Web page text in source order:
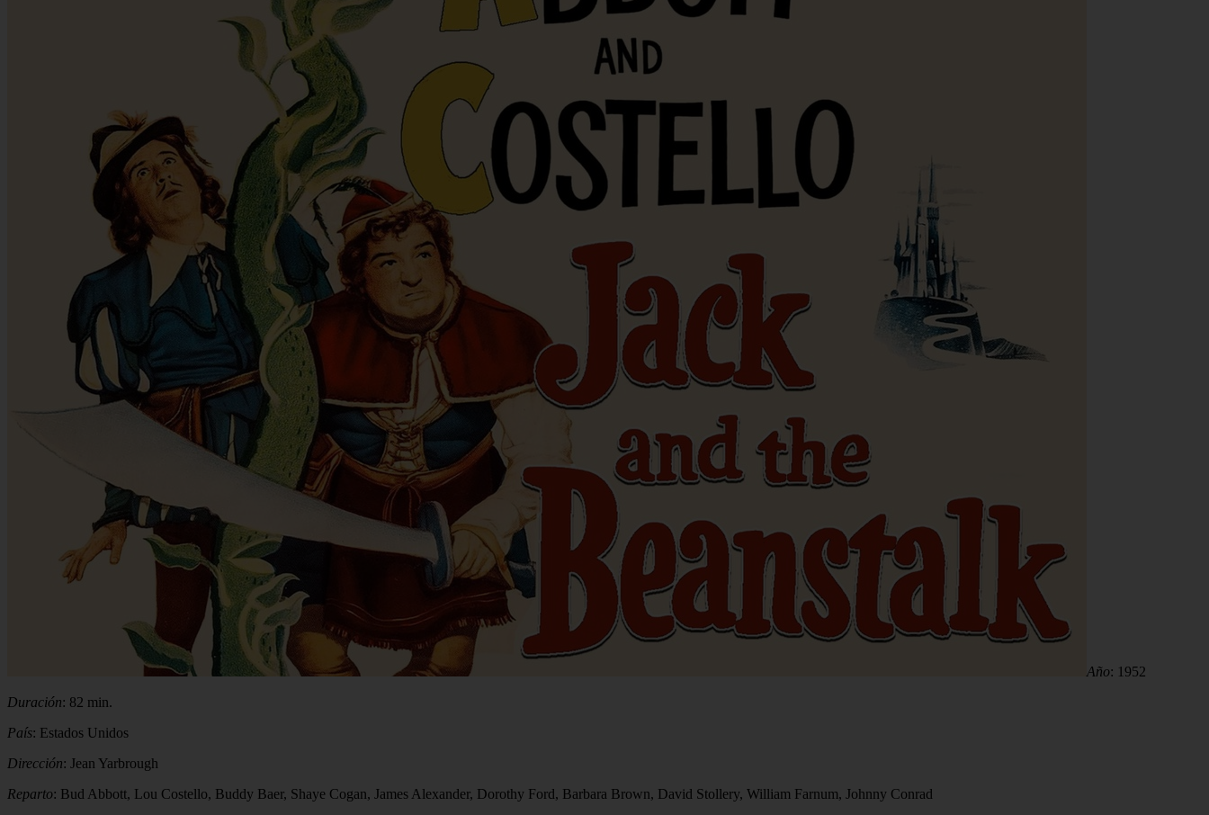
Año: 1952
Duración: 82 min.
País: Estados Unidos
Dirección: Jean Yarbrough
Reparto: Bud Abbott, Lou Costello, Buddy Baer, Shaye Cogan, James Alexander, Dorothy Ford, Barbara Brown, David Stollery, William Farnum, Johnny Conrad